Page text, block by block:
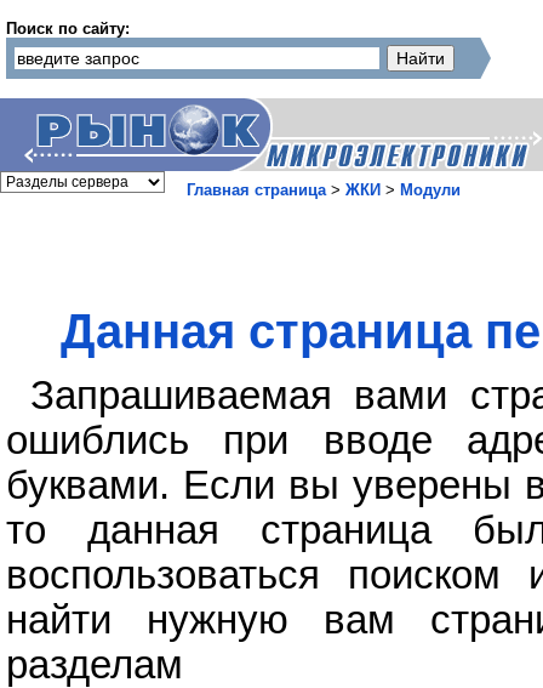
Поиск по сайту:
Главная страница> ЖКИ > Модули
Данная страница
Запрашиваемая вами
ошиблись при вводе
буквами. Если вы уверены
то данная страница
воспользоваться поиском
найти нужную вам
разделам